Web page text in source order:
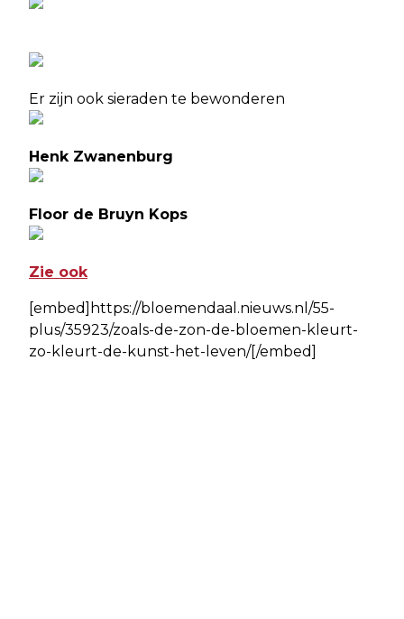
Er zijn ook sieraden te bewonderen
Henk Zwanenburg
Floor de Bruyn Kops
Zie ook
[embed]https://bloemendaal.nieuws.nl/55-
plus/35923/zoals-de-zon-de-bloemen-kleurt-
zo-kleurt-de-kunst-het-leven/[/embed]